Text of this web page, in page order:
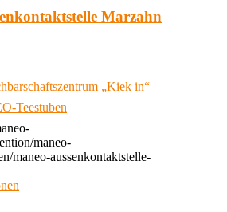
Marzahn
„Kiek in“
Teestuben
maneo-
maneo-aussenkontaktstelle-